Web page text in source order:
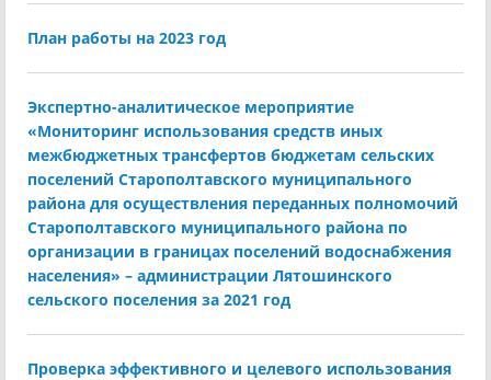
План работы на 2023 год
Экспертно-аналитическое мероприятие
«Мониторинг использования средств иных
межбюджетных трансфертов бюджетам сельских
поселений Старополтавского муниципального
района для осуществления переданных полномочий
Старополтавского муниципального района по
организации в границах поселений водоснабжения
населения» – администрации Лятошинского
сельского поселения за 2021 год
Проверка эффективного и целевого использования